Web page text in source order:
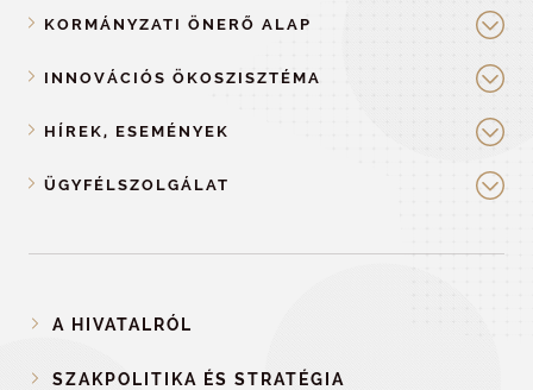
KORMÁNYZATI ÖNERŐ ALAP
INNOVÁCIÓS ÖKOSZISZTÉMA
HÍREK, ESEMÉNYEK
ÜGYFÉLSZOLGÁLAT
A HIVATALRÓL
SZAKPOLITIKA ÉS STRATÉGIA